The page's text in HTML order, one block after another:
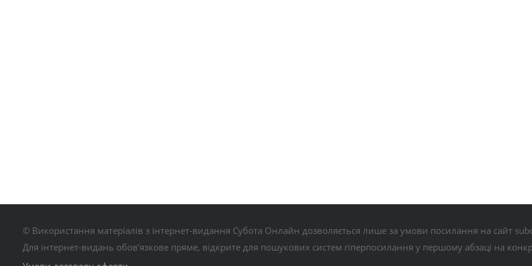
© Використання матеріалів з інтернет-видання Субота Онлайн дозволяється лише за умови посилання на сайт
Для інтернет-видань обов’язкове пряме, відкрите для пошукових систем гіперпосилання у першому абзаці на